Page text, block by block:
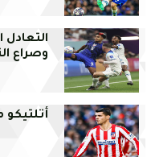
التعادل
وصراع
أتلتيكو